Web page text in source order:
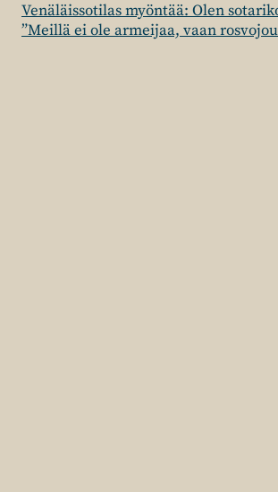
Venäläissotilas myöntää: Olen
”Meillä ei ole armeijaa, vaan